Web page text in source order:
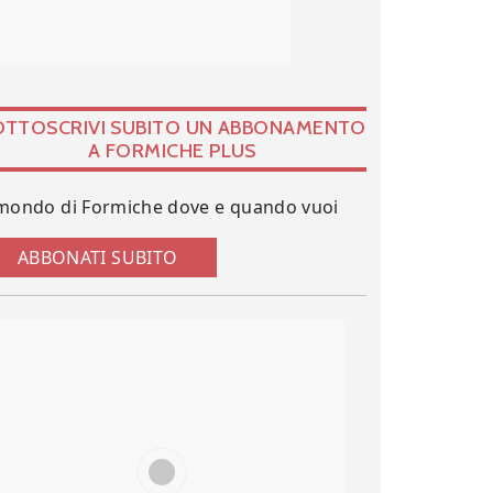
SUBITO UN ABBONAMENTO
A FORMICHE PLUS
di Formiche dove e quando vuoi
ABBONATI SUBITO